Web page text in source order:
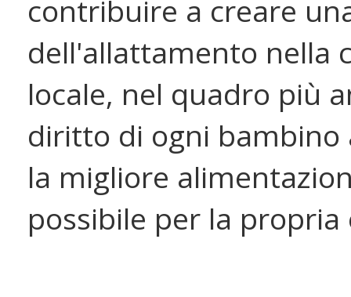
contribuire a creare
dell'allattamento nella
locale, nel quadro più
diritto di ogni bambino
la migliore
possibile per la propria